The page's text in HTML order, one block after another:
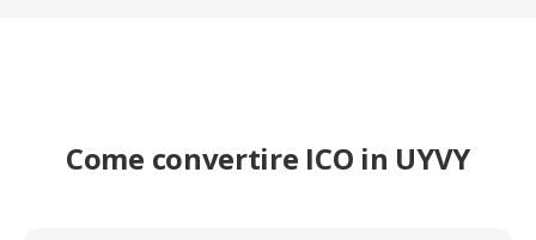
Come convertire ICO in UYVY